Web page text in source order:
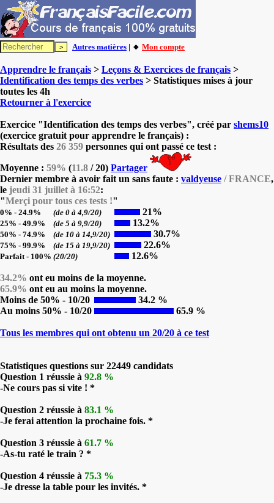
Autres matières | 🔸 Mon compte
Apprendre le français > Leçons & Exercices de français >
Identification des temps des verbes > Statistiques mises à jour
toutes les 4h
Retourner à l'exercice
Exercice "Identification des temps des verbes", créé par shems10
(exercice gratuit pour apprendre le français) :
Résultats des 26 359 personnes qui ont passé ce test :
Moyenne : 59% (11.8 / 20) Partager
Dernier membre à avoir fait un sans faute : valdyeuse / FRANCE,
le jeudi 31 juillet à 16:52:
"Merçi pour tous ces tests !"
0% - 24.9% (de 0 à 4,9/20) 21%
25% - 49.9% (de 5 à 9,9/20) 13.2%
50% - 74.9% (de 10 à 14,9/20) 30.7%
75% - 99.9% (de 15 à 19,9/20) 22.6%
Parfait - 100% (20/20) 12.6%
34.2% ont eu moins de la moyenne.
65.9% ont eu au moins la moyenne.
Moins de 50% - 10/20
34.2 %
Au moins 50% - 10/20
65.9 %
Tous les membres qui ont obtenu un 20/20 à ce test
Statistiques questions sur 22449 candidats
Question 1 réussie à 92.8 %
-Ne cours pas si vite ! *
Question 2 réussie à 83.1 %
-Je ferai attention la prochaine fois. *
Question 3 réussie à 61.7 %
-As-tu raté le train ? *
Question 4 réussie à 75.3 %
-Je dresse la table pour les invités. *